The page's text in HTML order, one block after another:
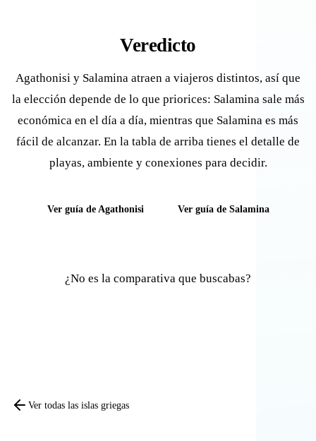
Veredicto
Agathonisi y Salamina atraen a viajeros distintos, así que
la elección depende de lo que priorices: Salamina sale más
económica en el día a día, mientras que Salamina es más
fácil de alcanzar. En la tabla de arriba tienes el detalle de
playas, ambiente y conexiones para decidir.
Ver guía de Agathonisi Ver guía de Salamina
¿No es la comparativa que buscabas?
Ver todas las islas griegas